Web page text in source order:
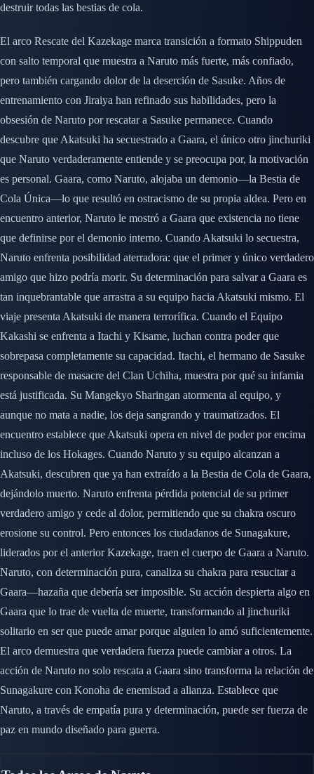
destruir todas las bestias de cola.
El arco Rescate del Kazekage marca transición a formato Shippuden
con salto temporal que muestra a Naruto más fuerte, más confiado,
pero también cargando dolor de la deserción de Sasuke. Años de
entrenamiento con Jiraiya han refinado sus habilidades, pero la
obsesión de Naruto por rescatar a Sasuke permanece. Cuando
descubre que Akatsuki ha secuestrado a Gaara, el único otro jinchuriki
que Naruto verdaderamente entiende y se preocupa por, la motivación
es personal. Gaara, como Naruto, alojaba un demonio—la Bestia de
Cola Única—lo que resultó en ostracismo de su propia aldea. Pero en
encuentro anterior, Naruto le mostró a Gaara que existencia no tiene
que definirse por el demonio interno. Cuando Akatsuki lo secuestra,
Naruto enfrenta posibilidad aterradora: que el primer y único verdadero
amigo que hizo podría morir. Su determinación para salvar a Gaara es
tan inquebrantable que arrastra a su equipo hacia Akatsuki mismo. El
viaje presenta Akatsuki de manera terrorífica. Cuando el Equipo
Kakashi se enfrenta a Itachi y Kisame, luchan contra poder que
sobrepasa completamente su capacidad. Itachi, el hermano de Sasuke
responsable de masacre del Clan Uchiha, muestra por qué su infamia
está justificada. Su Mangekyo Sharingan atormenta al equipo, y
aunque no mata a nadie, los deja sangrando y traumatizados. El
encuentro establece que Akatsuki opera en nivel de poder por encima
incluso de los Hokages. Cuando Naruto y su equipo alcanzan a
Akatsuki, descubren que ya han extraído a la Bestia de Cola de Gaara,
dejándolo muerto. Naruto enfrenta pérdida potencial de su primer
verdadero amigo y cede al dolor, permitiendo que su chakra oscuro
erosione su control. Pero entonces los ciudadanos de Sunagakure,
liderados por el anterior Kazekage, traen el cuerpo de Gaara a Naruto.
Naruto, con determinación pura, canaliza su chakra para resucitar a
Gaara—hazaña que debería ser imposible. Su acción despierta algo en
Gaara que lo trae de vuelta de muerte, transformando al jinchuriki
solitario en ser que puede amar porque alguien lo amó suficientemente.
El arco demuestra que verdadera fuerza puede cambiar a otros. La
acción de Naruto no solo rescata a Gaara sino transforma la relación de
Sunagakure con Konoha de enemistad a alianza. Establece que
Naruto, a través de empatía pura y determinación, puede ser fuerza de
paz en mundo diseñado para guerra.